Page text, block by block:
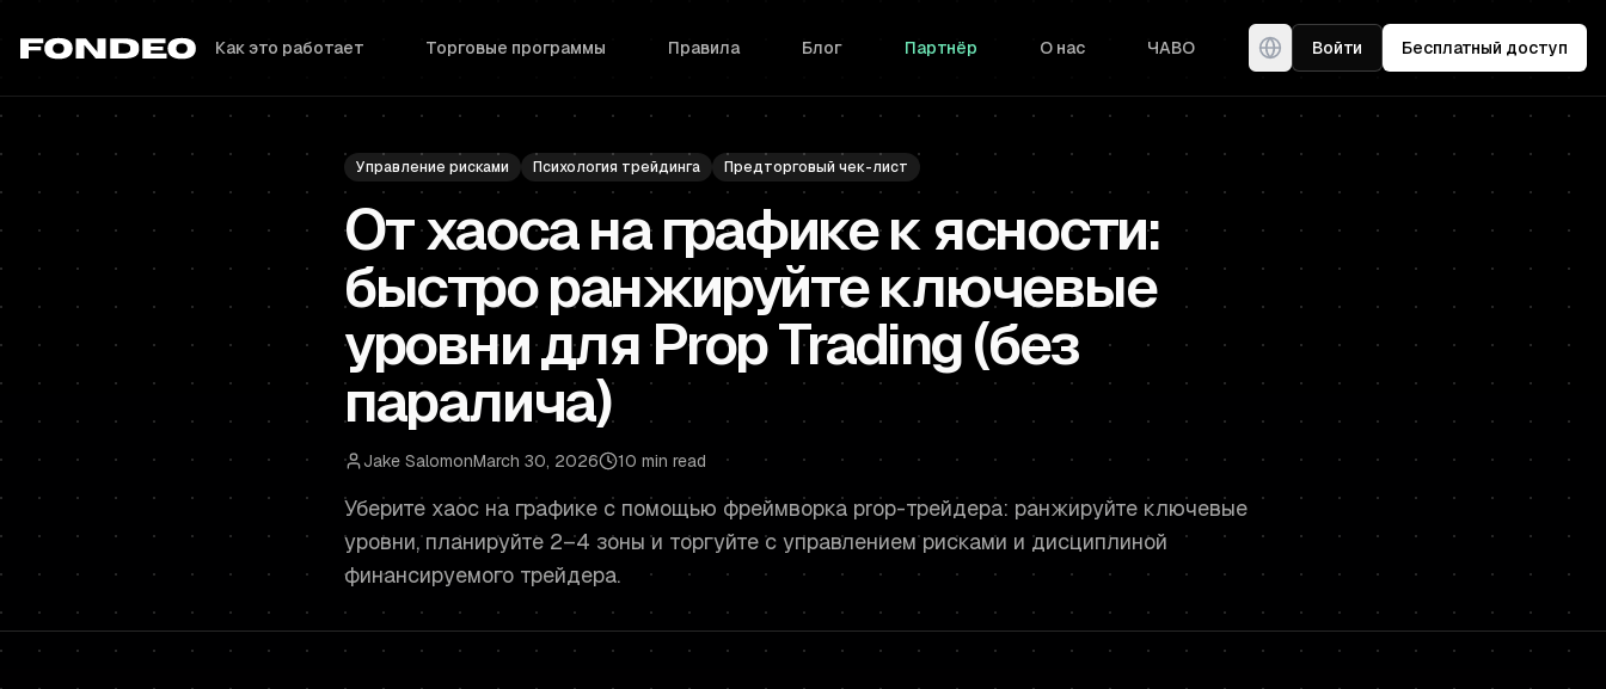
Как это работает Торговые программы Правила Блог Партнёр О нас ЧАВО Войти Бесплатный доступ
Управление рисками Психология трейдинга Предторговый чек-лист
От хаоса на графике к ясности:
быстро ранжируйте ключевые
уровни для Prop Trading (без
паралича)
Jake SalomonMarch 30, 2026 10 min read
Уберите хаос на графике с помощью фреймворка prop-трейдера: ранжируйте ключевые
уровни, планируйте 2–4 зоны и торгуйте с управлением рисками и дисциплиной
финансируемого трейдера.